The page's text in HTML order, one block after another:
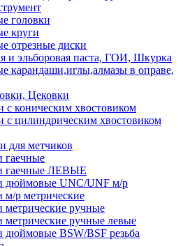
головки
круги
отрезные диски
и эльборовая паста, ГОИ, Шкурка
карандаши,иглы,алмазы в оправе,
Цековки
с коническим хвостовиком
с цилиндрическим хвостовиком
для метчиков
гаечные
гаечные ЛЕВЫЕ
дюймовые UNC/UNF м/р
м/р метрические
метрические ручные
метрические ручные левые
дюймовые BSW/BSF резьба